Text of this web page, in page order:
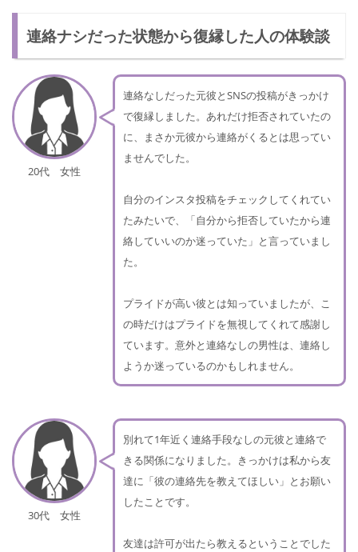
連絡ナシだった状態から復縁した人の体験談
20代 女性
連絡なしだった元彼とSNSの投稿がきっかけ
で復縁しました。あれだけ拒否されていたの
に、まさか元彼から連絡がくるとは思ってい
ませんでした。
自分のインスタ投稿をチェックしてくれてい
たみたいで、「自分から拒否していたから連
絡していいのか迷っていた」と言っていまし
た。
プライドが高い彼とは知っていましたが、こ
の時だけはプライドを無視してくれて感謝し
ています。意外と連絡なしの男性は、連絡し
ようか迷っているのかもしれません。
30代 女性
別れて1年近く連絡手段なしの元彼と連絡で
きる関係になりました。きっかけは私から友
達に「彼の連絡先を教えてほしい」とお願い
したことです。
友達は許可が出たら教えるということでした